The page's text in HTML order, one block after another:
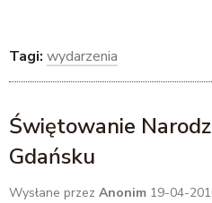
Tagi: wydarzenia
Świętowanie
Gdańsku
Wysłane przez Anonim 19-04-